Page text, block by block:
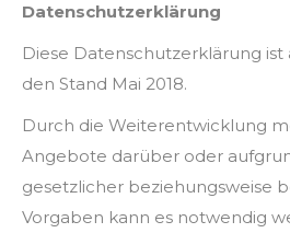
Datenschutzerklärung
Diese Datenschutzerklärung
den Stand Mai 2018.
Durch die Weiterentwicklung
Angebote darüber oder
gesetzlicher beziehungsweise
Vorgaben kann es notwendig